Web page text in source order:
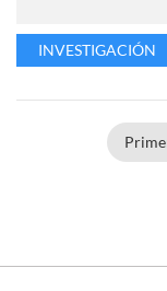
INVESTIGACIÓN